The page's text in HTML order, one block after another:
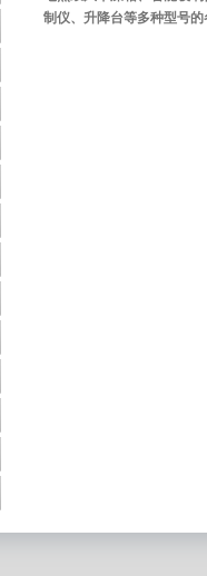
制仪、升降台等多种型号